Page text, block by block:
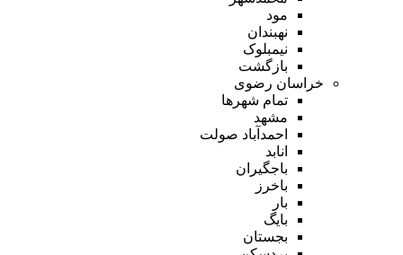
مود
نهبندان
نیمبلوک
بازگشت
خراسان رضوی
تمام شهر‌ها
مشهد
احمدآباد صولت
انابد
باجگیران
باخرز
بار
بایگ
بجستان